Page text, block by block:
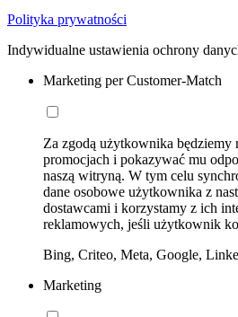
Polityka prywatności
Indywidualne ustawienia ochrony
Marketing per Customer-Match
Za zgodą użytkownika
promocjach i pokazywać mu
naszą witryną. W tym celu
dane osobowe użytkownika z
dostawcami i korzystamy z ich
reklamowych, jeśli użytkownik
Bing, Criteo, Meta, Google,
Marketing